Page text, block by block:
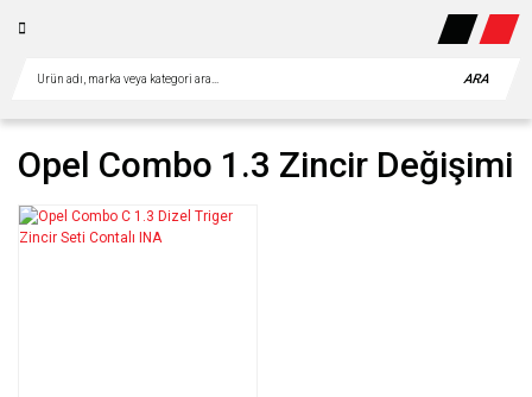
ARA
Opel Combo 1.3 Zincir Değişimi